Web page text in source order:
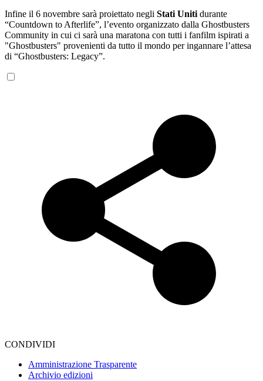
Infine il 6 novembre sarà proiettato negli Stati Unitidurante
“Countdown to Afterlife”, l’evento organizzato dalla Ghostbusters
Community in cui ci sarà una maratona con tutti i fanfilm ispirati a
"Ghostbusters" provenienti da tutto il mondo per ingannare l’attesa
di “Ghostbusters: Legacy”.
CONDIVIDI
Amministrazione Trasparente
Archivio edizioni